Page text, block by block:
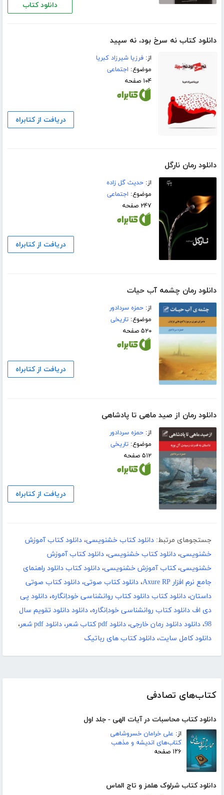
کتاب‌های تصادفی
دانلود کتاب محاسبات در آیات الهی - جلد اول
از: علی خرامان خسروشاهی
کتاب‌های اندیشه و مذهب
۱۲۶ صفحه
دانلود کتاب شرلوک هلمز و تاج الماس
دانلود کتاب
دانلود کتاب نه سرخ بود، نه سپید
از:فرزیا شیرزاد کبریا
موضوع: اجتماعی
۱۰۴ صفحه
دریافت از کتابراه
دانلود رمان نارگل
از:حدیث گل زاده
موضوع: اجتماعی
۲۴۷ صفحه
دریافت از کتابراه
دانلود رمان چشمه آب حیات
از:حمزه سردادور
موضوع:تاریخی
۵۲۰ صفحه
دریافت از کتابراه
دانلود رمان از صید ماهى تا پادشاهى
از:حمزه سردادور
موضوع:تاریخی
۵۱۲ صفحه
دریافت از کتابراه
جستجوهای مرتبط: دانلود کتاب خشنویسی، دانلود کتاب آموزش
خشنویسی، دانلود کتاب خشنویسی، دانلود کتاب آموزش
خشنویسی،کتاب آموزش خشنویسی، دانلود کتاب دانلود راهنمای
جامع نرم افزار Axure RP
، دانلود کتاب صوتی، دانلود کتاب صوتی
داستان، دانلود کتاب دانلود کتاب روانشناسی خوداِنگاره، دانلود پی
دی اف دانلود کتاب روانشناسی خوداِنگاره، دانلود دانلود تقویم سال
98، دانلود دانلود رمان خارجی، دانلود pdf کتاب شعر، دانلود pdf شعر
،
دانلود کامل سایت، دانلود کتاب های رباتیک